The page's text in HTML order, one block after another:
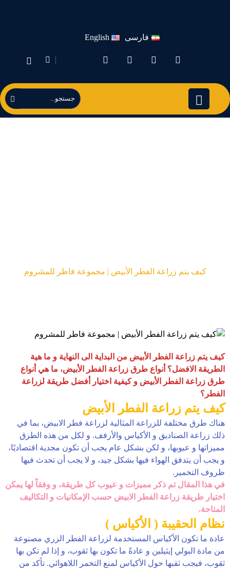
فارسی English
كيف يتم زراعة الفطر الأبيض | مجموعة فاطر للمشروم
كيف يتم زراعة الفطر الأبيض من البداية الى النهاية و ما هية
الطريقة الافضل؟ أنواع طرق زراعة الفطر الأبيض، ما هي أنواع
طرق زراعة الفطر الأبيض و كيفية اختيار أفضل طريقة لزراعة
الفطر؟
كيف يتم زراعة الفطر الأبيض
هناك طرق مختلفة للزراعة المثالية لزراعة فطر الابيض، بما في
ذلك زراعة الصناديق و الأكياس والأرفف. و لكل من هذه الطرق
مميزاتها و عيوبها، و لكن بشكل عام يجب أن تكون مجدية اقتصاديًا،
و يجب أن يتدفق الهواء فيها بشكل جيد، و لا يجب أن تحدث فيها
ظروف التخمير.
في هذا المقال تم ذكر مميزات و عيوب كل طريقة، و وفقاً لها يمكن
اختيار طريقة زراعة الفطر الابيض حسب الإمكانيات و التكاليف
المتاحة.
نظام الحقيبة ( الأكياس )
عادة ما تكون الأكياس المستخدمة لزراعة الفطر الزري مصنوعة
من مادة البولي إيثيلين و عادةً ما تكون بها ثقوب، و إذا لم تكن بها
ثقوب، فيجب ثقبها حول الأكياس لمنع التخمر اللاهوائي. تأكد من